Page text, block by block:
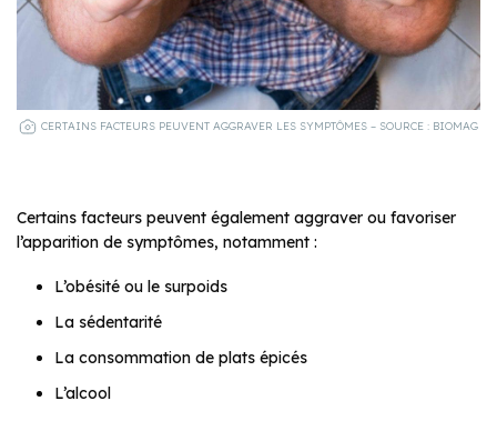
CERTAINS FACTEURS PEUVENT AGGRAVER LES SYMPTÔMES – SOURCE : BIOMAG
Certains facteurs peuvent également aggraver ou favoriser
l’apparition de symptômes, notamment :
L’obésité ou le surpoids
La sédentarité
La consommation de plats épicés
L’alcool